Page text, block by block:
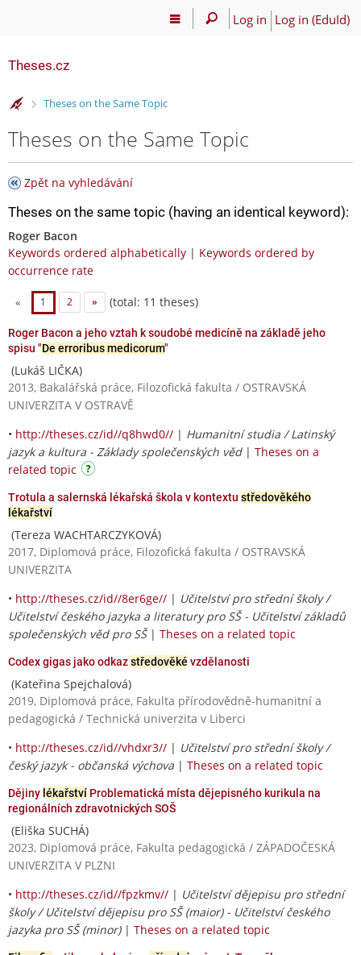
Log in Log in (EduId)
Theses.cz
>
Theses on the Same Topic
Theses on the Same Topic
Zpět na vyhledávání
Theses on the same topic (having an identical keyword):
Roger Bacon
Keywords ordered alphabetically | Keywords ordered by
occurrence rate
« 1 2 » (total: 11 theses)
Roger Bacon a jeho vztah k soudobé medicíně na základě jeho
spisu "De erroribus medicorum"
(Lukáš LIČKA)
2013, Bakalářská práce, Filozofická fakulta / OSTRAVSKÁ
UNIVERZITA V OSTRAVĚ
• http://theses.cz/id//q8hwd0// | Humanitní studia / Latinský
jazyk a kultura - Základy společenských věd| Theses on a
related topic
Trotula a salernská lékařská škola v kontextu středověkého
lékařství
(Tereza WACHTARCZYKOVÁ)
2017, Diplomová práce, Filozofická fakulta / OSTRAVSKÁ
UNIVERZITA
• http://theses.cz/id//8er6ge// | Učitelství pro střední školy /
Učitelství českého jazyka a literatury pro SŠ - Učitelství základů
společenských věd pro SŠ| Theses on a related topic
Codex gigas jako odkazstředověké vzdělanosti
(Kateřina Spejchalová)
2019, Diplomová práce, Fakulta přírodovědně-humanitní a
pedagogická / Technická univerzita v Liberci
• http://theses.cz/id//vhdxr3// | Učitelství pro střední školy /
český jazyk - občanská výchova | Theses on a related topic
Dějiny lékařství Problematická místa dějepisného kurikula na
regionálních zdravotnických SOŠ
(Eliška SUCHÁ)
2023, Diplomová práce, Fakulta pedagogická / ZÁPADOČESKÁ
UNIVERZITA V PLZNI
• http://theses.cz/id//fpzkmv// | Učitelství dějepisu pro střední
školy / Učitelství dějepisu pro SŠ (maior) - Učitelství českého
jazyka pro SŠ (minor)| Theses on a related topic